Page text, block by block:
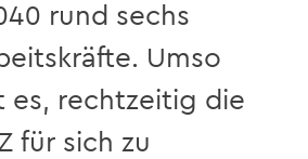
rund sechs
Umso
rechtzeitig die
für sich zu